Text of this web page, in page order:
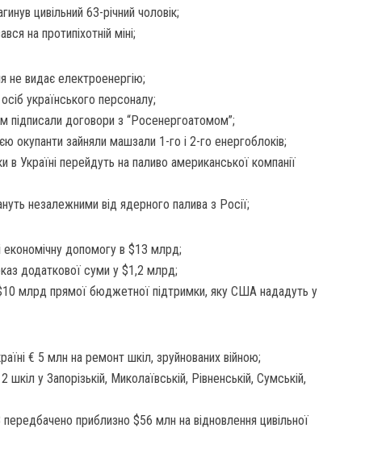
цивільний 63-річний чоловік;
на протипіхотній міні;
видає електроенергію;
українського персоналу;
підписали договори з “Росенергоатомом”;
окупанти зайняли машзали 1-го і 2-го енергоблоків;
в Україні перейдуть на паливо американської компанії
незалежними від ядерного палива з Росії;
допомогу в $13 млрд;
додаткової суми у $1,2 млрд;
млрд прямої бюджетної підтримки, яку США нададуть у
€ 5 млн на ремонт шкіл, зруйнованих війною;
у Запорізькій, Миколаївській, Рівненській, Сумській,
приблизно $56 млн на відновлення цивільної